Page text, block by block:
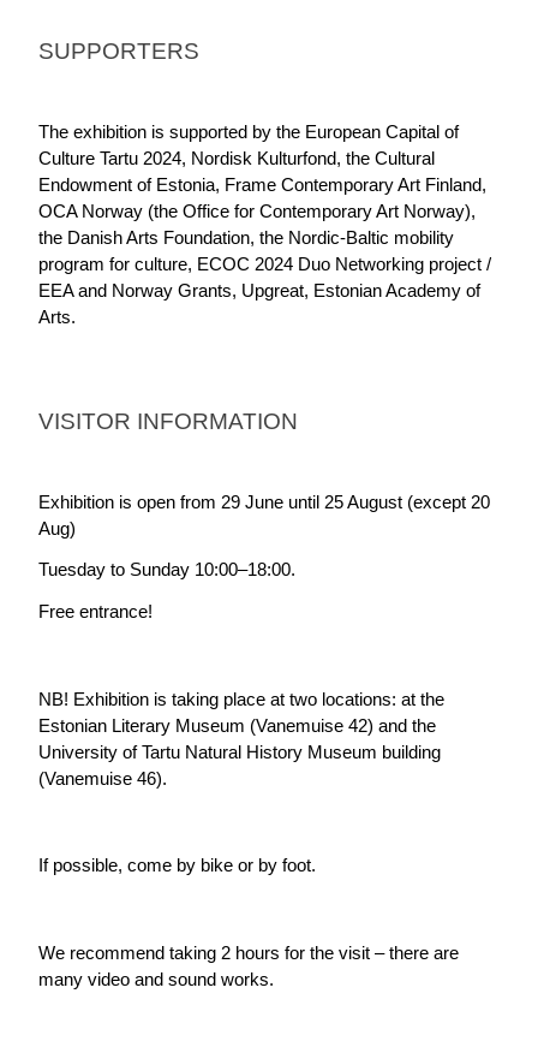
SUPPORTERS
The exhibition is supported by the European Capital of
Culture Tartu 2024, Nordisk Kulturfond, the Cultural
Endowment of Estonia, Frame Contemporary Art Finland,
OCA Norway (the Office for Contemporary Art Norway),
the Danish Arts Foundation, the Nordic-Baltic mobility
program for culture, ECOC 2024 Duo Networking project /
EEA and Norway Grants, Upgreat, Estonian Academy of
Arts.
VISITOR INFORMATION
Exhibition is open from 29 June until 25 August (except 20
Aug)
Tuesday to Sunday 10:00–18:00.
Free entrance!
NB! Exhibition is taking place at two locations: at the
Estonian Literary Museum (Vanemuise 42) and the
University of Tartu Natural History Museum building
(Vanemuise 46).
If possible, come by bike or by foot.
We recommend taking 2 hours for the visit – there are
many video and sound works.